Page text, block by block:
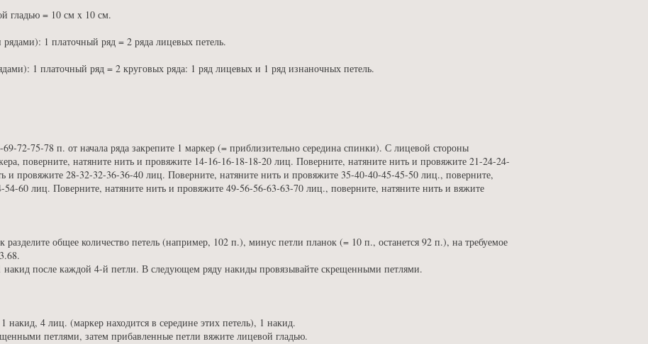
гладью = 10 см x 10 см.
1 платочный ряд = 2 ряда лицевых петель.
1 платочный ряд = 2 круговых ряда: 1 ряд лицевых и 1 ряд изнаночных петель.
72-75-78 п. от начала ряда закрепите 1 маркер (= приблизительно середина спинки). С лицевой стороны
поверните, натяните нить и провяжите 14-16-16-18-18-20 лиц. Поверните, натяните нить и провяжите 21-24-24-
и провяжите 28-32-32-36-36-40 лиц. Поверните, натяните нить и провяжите 35-40-40-45-45-50 лиц., поверните,
60 лиц. Поверните, натяните нить и провяжите 49-56-56-63-63-70 лиц., поверните, натяните нить и вяжите
общее количество петель (например, 102 п.), минус петли планок (= 10 п., останется 92 п.), на требуемое
накид после каждой 4-й петли. В следующем ряду накиды провязывайте скрещенными петлями.
накид, 4 лиц. (маркер находится в середине этих петель), 1 накид.
петлями, затем прибавленные петли вяжите лицевой гладью.